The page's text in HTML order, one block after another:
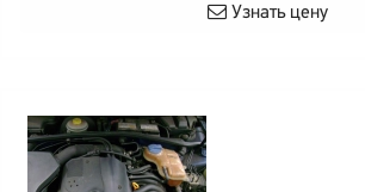
Узнать цену